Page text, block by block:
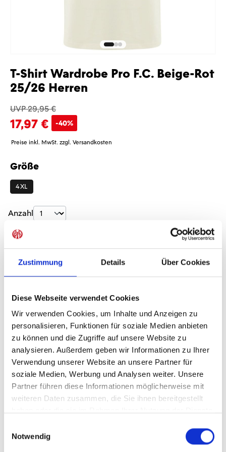
Zustimmung Details Über Cookies
Diese Webseite verwendet Cookies
Wir verwenden Cookies, um Inhalte und Anzeigen zu
personalisieren, Funktionen für soziale Medien anbieten
zu können und die Zugriffe auf unsere Website zu
analysieren. Außerdem geben wir Informationen zu Ihrer
Verwendung unserer Website an unsere Partner für
soziale Medien, Werbung und Analysen weiter. Unsere
Partner führen diese Informationen möglicherweise mit
weiteren Daten zusammen, die Sie ihnen bereitgestellt
Notwendig
T-Shirt Wardrobe Pro F.C. Beige-Rot
25/26 Herren
UVP 29,95 €
17,97 € -40%
Preise inkl. MwSt. zzgl. Versandkosten
Größe
auswählen
4XL
Produkt Anzahl: Gib den gewünschten
Anzahl
Sofort verfügbar, Lieferzeit: 1-3 Tage
Produktdetails
ÄHNLICHE PRODUKTE
-40%